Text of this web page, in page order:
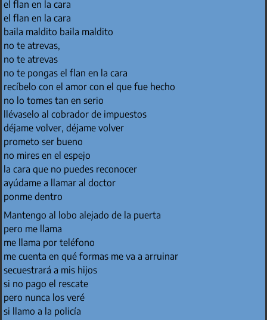
el flan en la cara
el flan en la cara
baila maldito baila maldito
no te atrevas,
no te atrevas
no te pongas el flan en la cara
recíbelo con el amor con el que fue hecho
no lo tomes tan en serio
llévaselo al cobrador de impuestos
déjame volver, déjame volver
prometo ser bueno
no mires en el espejo
la cara que no puedes reconocer
ayúdame a llamar al doctor
ponme dentro
Mantengo al lobo alejado de la puerta
pero me llama
me llama por teléfono
me cuenta en qué formas me va a arruinar
secuestrará a mis hijos
si no pago el rescate
pero nunca los veré
si llamo a la policía